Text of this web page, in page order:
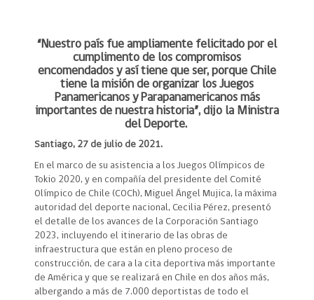
“Nuestro país fue ampliamente felicitado por el
cumplimento de los compromisos
encomendados y así tiene que ser, porque Chile
tiene la misión de organizar los Juegos
Panamericanos y Parapanamericanos más
importantes de nuestra historia”, dijo la Ministra
del Deporte.
Santiago, 27 de julio de 2021.
En el marco de su asistencia a los Juegos Olímpicos de
Tokio 2020, y en compañía del presidente del Comité
Olímpico de Chile (COCh), Miguel Ángel Mujica, la máxima
autoridad del deporte nacional, Cecilia Pérez, presentó
el detalle de los avances de la Corporación Santiago
2023, incluyendo el itinerario de las obras de
infraestructura que están en pleno proceso de
construcción, de cara a la cita deportiva más importante
de América y que se realizará en Chile en dos años más,
albergando a más de 7.000 deportistas de todo el